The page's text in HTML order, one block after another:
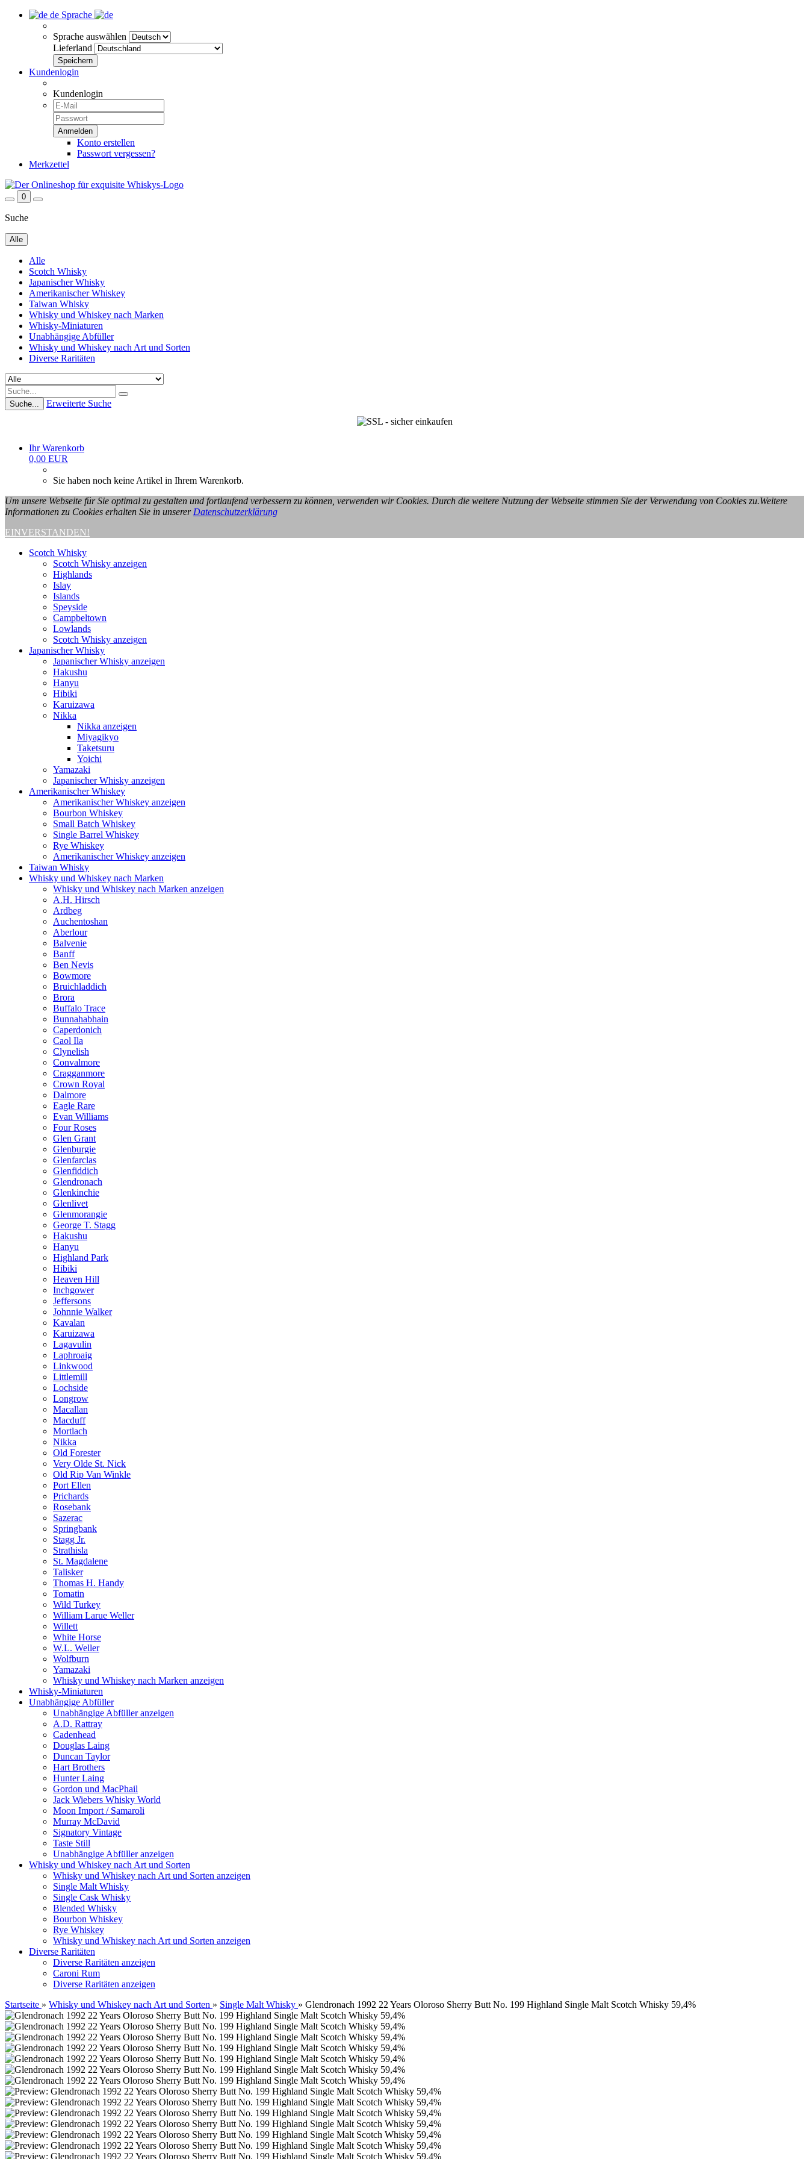
de Sprache
Sprache auswählen
Lieferland
Kundenlogin
Kundenlogin
Konto erstellen
Passwort vergessen?
Merkzettel
0
Suche
Alle
Alle
Scotch Whisky
Japanischer Whisky
Amerikanischer Whiskey
Taiwan Whisky
Whisky und Whiskey nach Marken
Whisky-Miniaturen
Unabhängige Abfüller
Whisky und Whiskey nach Art und Sorten
Diverse Raritäten
Suche... Erweiterte Suche
Ihr Warenkorb
0,00 EUR
Sie haben noch keine Artikel in Ihrem Warenkorb.
Um unsere Webseite für Sie optimal zu gestalten und fortlaufend verbessern zu können, verwenden wir Cookies. Durch die weitere Nutzung der Webseite stimmen Sie der Verwendung von Cookies zu.Weitere
Informationen zu Cookies erhalten Sie in unserer Datenschutzerklärung
EINVERSTANDEN!
Scotch Whisky
Scotch Whisky anzeigen
Highlands
Islay
Islands
Speyside
Campbeltown
Lowlands
Scotch Whisky anzeigen
Japanischer Whisky
Japanischer Whisky anzeigen
Hakushu
Hanyu
Hibiki
Karuizawa
Nikka
Nikka anzeigen
Miyagikyo
Taketsuru
Yoichi
Yamazaki
Japanischer Whisky anzeigen
Amerikanischer Whiskey
Amerikanischer Whiskey anzeigen
Bourbon Whiskey
Small Batch Whiskey
Single Barrel Whiskey
Rye Whiskey
Amerikanischer Whiskey anzeigen
Taiwan Whisky
Whisky und Whiskey nach Marken
Whisky und Whiskey nach Marken anzeigen
A.H. Hirsch
Ardbeg
Auchentoshan
Aberlour
Balvenie
Banff
Ben Nevis
Bowmore
Bruichladdich
Brora
Buffalo Trace
Bunnahabhain
Caperdonich
Caol Ila
Clynelish
Convalmore
Cragganmore
Crown Royal
Dalmore
Eagle Rare
Evan Williams
Four Roses
Glen Grant
Glenburgie
Glenfarclas
Glenfiddich
Glendronach
Glenkinchie
Glenlivet
Glenmorangie
George T. Stagg
Hakushu
Hanyu
Highland Park
Hibiki
Heaven Hill
Inchgower
Jeffersons
Johnnie Walker
Kavalan
Karuizawa
Lagavulin
Laphroaig
Linkwood
Littlemill
Lochside
Longrow
Macallan
Macduff
Mortlach
Nikka
Old Forester
Very Olde St. Nick
Old Rip Van Winkle
Port Ellen
Prichards
Rosebank
Sazerac
Springbank
Stagg Jr.
Strathisla
St. Magdalene
Talisker
Thomas H. Handy
Tomatin
Wild Turkey
William Larue Weller
Willett
White Horse
W.L. Weller
Wolfburn
Yamazaki
Whisky und Whiskey nach Marken anzeigen
Whisky-Miniaturen
Unabhängige Abfüller
Unabhängige Abfüller anzeigen
A.D. Rattray
Cadenhead
Douglas Laing
Duncan Taylor
Hart Brothers
Hunter Laing
Gordon und MacPhail
Jack Wiebers Whisky World
Moon Import / Samaroli
Murray McDavid
Signatory Vintage
Taste Still
Unabhängige Abfüller anzeigen
Whisky und Whiskey nach Art und Sorten
Whisky und Whiskey nach Art und Sorten anzeigen
Single Malt Whisky
Single Cask Whisky
Blended Whisky
Bourbon Whiskey
Rye Whiskey
Whisky und Whiskey nach Art und Sorten anzeigen
Diverse Raritäten
Diverse Raritäten anzeigen
Caroni Rum
Diverse Raritäten anzeigen
Startseite » Whisky und Whiskey nach Art und Sorten » Single Malt Whisky » Glendronach 1992 22 Years Oloroso Sherry Butt No. 199 Highland Single Malt Scotch Whisky 59,4%